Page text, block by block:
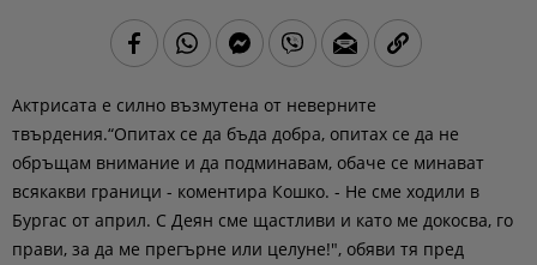
Актрисата е силно възмутена от неверните
твърдения.“Опитах се да бъда добра, опитах се да не
обръщам внимание и да подминавам, обаче се минават
всякакви граници - коментира Кошко. - Не сме ходили в
Бургас от април. С Деян сме щастливи и като ме докосва, го
прави, за да ме прегърне или целуне!", обяви тя пред